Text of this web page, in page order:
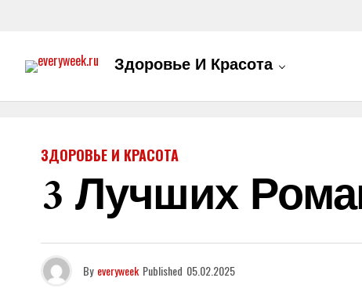
Здоровье И Красота
ЗДОРОВЬЕ И КРАСОТА
3 Лучших
By everyweek Published 05.02.2025